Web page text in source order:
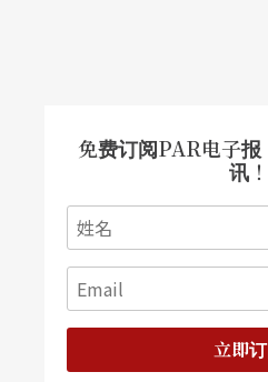
免费订阅PAR电子
讯！
立即